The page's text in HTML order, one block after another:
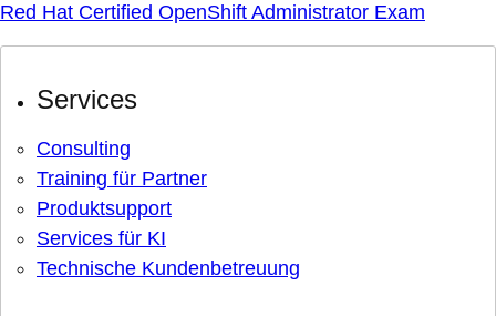
Red Hat Certified OpenShift Administrator Exam
Services
Consulting
Training für Partner
Produktsupport
Services für KI
Technische Kundenbetreuung